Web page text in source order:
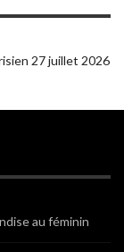
27 juillet 2026
au féminin